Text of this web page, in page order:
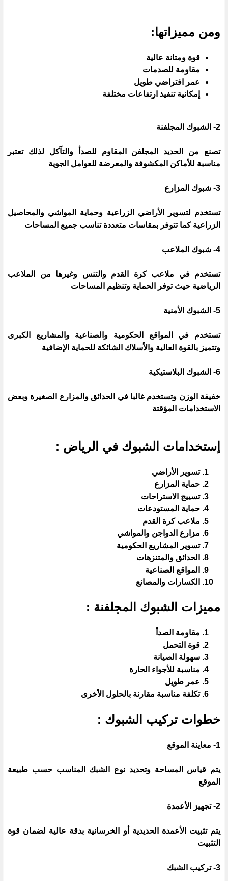
ومن مميزاتها:
قوة ومتانة عالية
مقاومة للصدمات
عمر افتراضي طويل
إمكانية تنفيذ ارتفاعات مختلفة
2- الشبوك المجلفنة
تصنع من الحديد المجلفن المقاوم للصدأ والتآكل لذلك تعتبر
مناسبة للأماكن المكشوفة والمعرضة للعوامل الجوية
3- شبوك المزارع
تستخدم لتسوير الأراضي الزراعية وحماية المواشي والمحاصيل
الزراعية كما تتوفر بمقاسات متعددة تناسب جميع المساحات
4- شبوك الملاعب
تستخدم في ملاعب كرة القدم والتنس وغيرها من الملاعب
الرياضية حيث توفر الحماية وتنظيم المساحات
5- الشبوك الأمنية
تستخدم في المواقع الحكومية والصناعية والمشاريع الكبرى
وتتميز بالقوة العالية والأسلاك الشائكة للحماية الإضافية
6- الشبوك البلاستيكية
خفيفة الوزن وتستخدم غالبا في الحدائق والمزارع الصغيرة وبعض
الاستخدامات المؤقتة
إستخدامات الشبوك في الرياض :
تسوير الأراضي
حماية المزارع
تسييج الاستراحات
حماية المستودعات
ملاعب كرة القدم
مزارع الدواجن والمواشي
تسوير المشاريع الحكومية
الحدائق والمتنزهات
المواقع الصناعية
الكسارات والمصانع
مميزات الشبوك المجلفنة :
مقاومة الصدأ
قوة التحمل
سهولة الصيانة
مناسبة للأجواء الحارة
عمر طويل
تكلفة مناسبة مقارنة بالحلول الأخرى
خطوات تركيب الشبوك :
1- معاينة الموقع
يتم قياس المساحة وتحديد نوع الشبك المناسب حسب طبيعة
الموقع
2- تجهيز الأعمدة
يتم تثبيت الأعمدة الحديدية أو الخرسانية بدقة عالية لضمان قوة
التثبيت
3- تركيب الشبك